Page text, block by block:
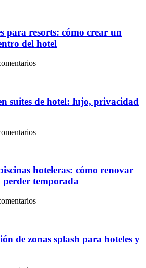
para resorts: cómo crear un
del hotel
suites de hotel: lujo, privacidad
hoteleras: cómo renovar
temporada
de zonas splash para hoteles y